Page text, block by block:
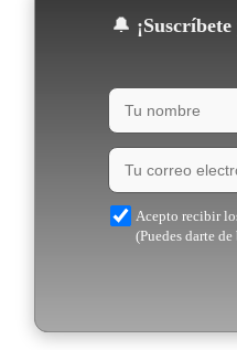
🔔
Acepto recibir
(Puedes darte